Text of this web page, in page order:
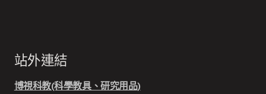
站外連結
博視科教(科學教具、研究用品)